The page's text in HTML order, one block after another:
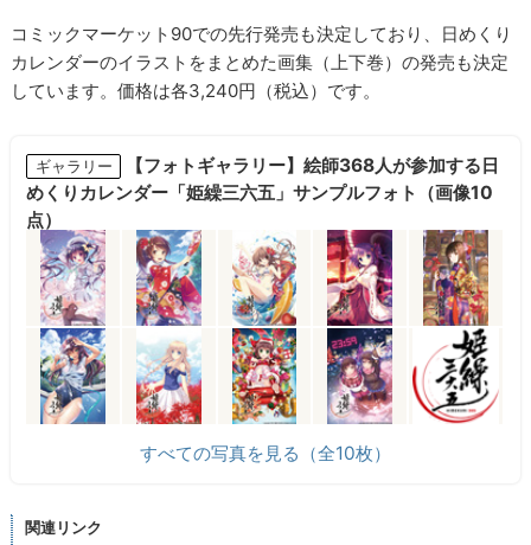
コミックマーケット90での先行発売も決定しており、日めくり
カレンダーのイラストをまとめた画集（上下巻）の発売も決定
しています。価格は各3,240円（税込）です。
ギャラリー
【フォトギャラリー】絵師368人が参加する日
めくりカレンダー「姫繰三六五」サンプルフォト（画像10
点）
すべての写真を見る（全10枚）
関連リンク